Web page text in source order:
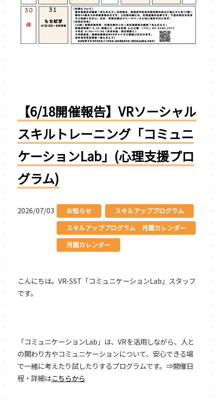
【6/18開催報告】VRソーシャル
スキルトレーニング「コミュニ
ケーションLab」(心理支援プロ
グラム)
2026/07/03 お知らせ
スキルアッププログラム
スキルアッププログラム 月間カレンダー
月間カレンダー
こんにちは。VR-SST「コミュニケーションLab」スタッフ
です。
「コミュニケーションLab」は、VRを活用しながら、人と
の関わり方やコミュニケーションについて、安心できる場
で一緒に考えたり試したりするプログラムです。⇒開催日
程・詳細はこちらから